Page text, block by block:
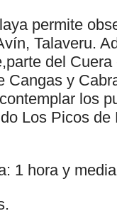
permite
Talaveru.
del
Cangas y
los
Los Picos
1 hora y